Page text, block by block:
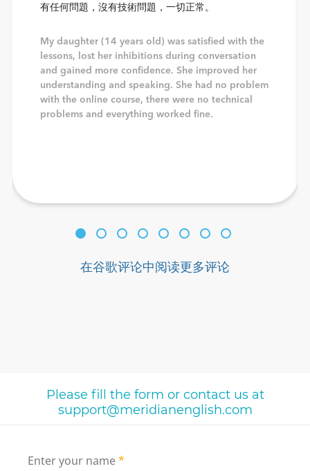
有任何問題，沒有技術問題，一切正常。
My daughter (14 years old) was satisfied with the
lessons, lost her inhibitions during conversation
and gained more confidence. She improved her
understanding and speaking. She had no problem
with the online course, there were no technical
problems and everything worked fine.
在谷歌评论中阅读更多评论